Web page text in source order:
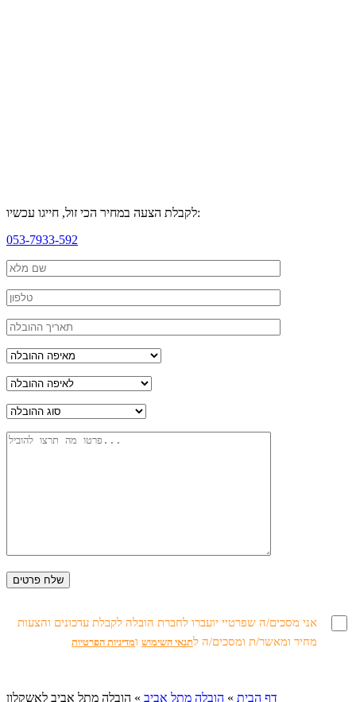
לקבלת הצעה במחיר הכי זול, חייגו עכשיו:
053-7933-592
אני מסכים/ה שפרטיי יועברו לחברת הובלה לקבלת עדכונים והצעות
מחיר ומאשר/ת ומסכים/ה לתנאי השימוש ומדיניות הפרטיות
דף הבית » הובלה מתל אביב » הובלה מתל אביב לאשקלון